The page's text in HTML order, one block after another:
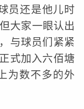
员还是他儿时
大家一眼认出
与球员们紧紧
式加入六佰塘
为数不多的外